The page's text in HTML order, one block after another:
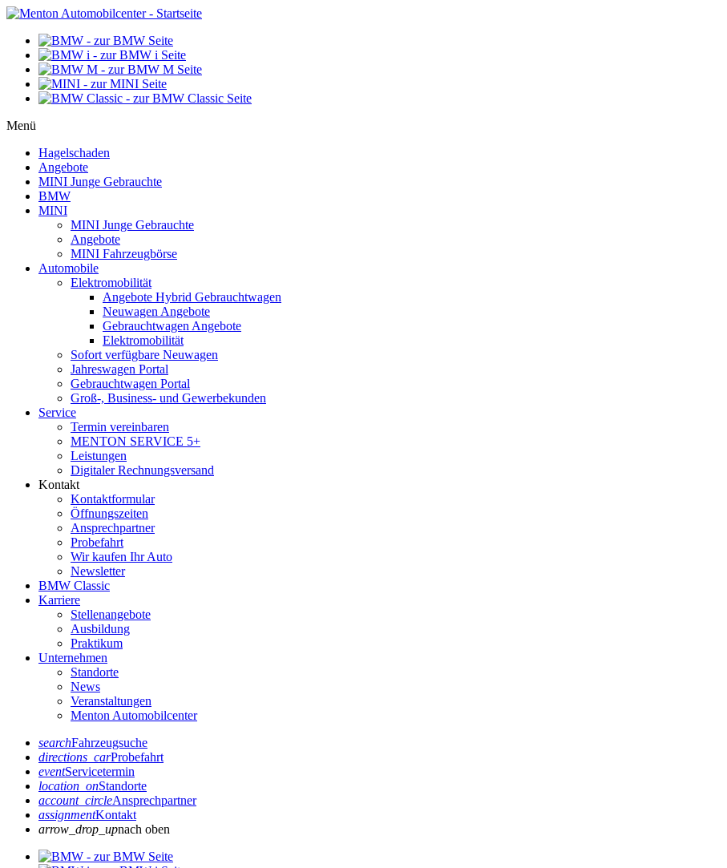
Menü
Hagelschaden
Angebote
MINI Junge Gebrauchte
BMW
MINI
MINI Junge Gebrauchte
Angebote
MINI Fahrzeugbörse
Automobile
Elektromobilität
Angebote Hybrid Gebrauchtwagen
Neuwagen Angebote
Gebrauchtwagen Angebote
Elektromobilität
Sofort verfügbare Neuwagen
Jahreswagen Portal
Gebrauchtwagen Portal
Groß-, Business- und Gewerbekunden
Service
Termin vereinbaren
MENTON SERVICE 5+
Leistungen
Digitaler Rechnungsversand
Kontakt
Kontaktformular
Öffnungszeiten
Ansprechpartner
Probefahrt
Wir kaufen Ihr Auto
Newsletter
BMW Classic
Karriere
Stellenangebote
Ausbildung
Praktikum
Unternehmen
Standorte
News
Veranstaltungen
Menton Automobilcenter
searchFahrzeugsuche
directions_carProbefahrt
eventServicetermin
location_onStandorte
account_circleAnsprechpartner
assignmentKontakt
arrow_drop_upnach oben